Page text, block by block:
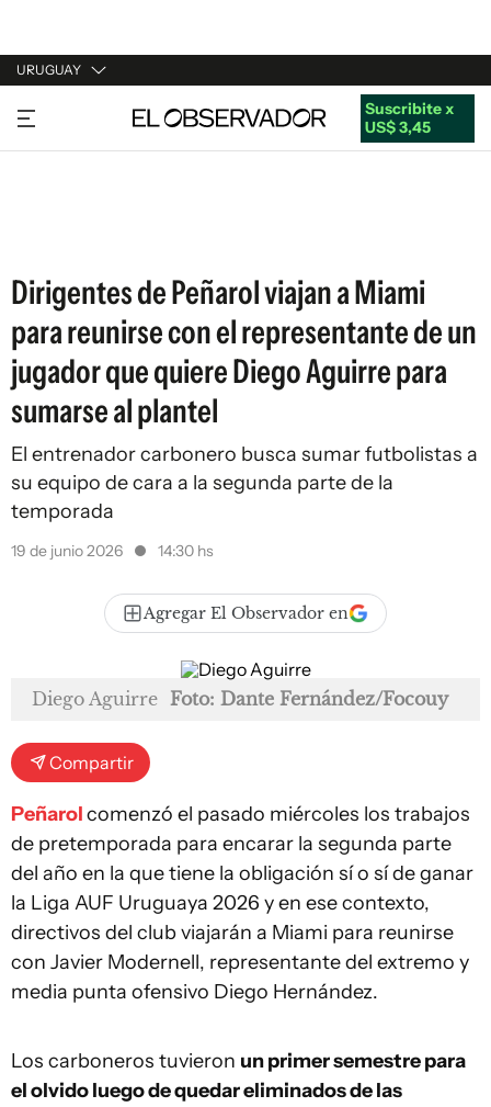
URUGUAY
URUGUAY
ARGENTINA
Suscribite x
US$ 3,45
Dirigentes de Peñarol viajan a Miami
para reunirse con el representante de un
jugador que quiere Diego Aguirre para
sumarse al plantel
El entrenador carbonero busca sumar futbolistas a
su equipo de cara a la segunda parte de la
temporada
19 de junio 2026 14:30 hs
Agregar El Observador en
Diego Aguirre Foto: Dante Fernández/Focouy
Compartir
Peñarolcomenzó el pasado miércoles los trabajos
de pretemporada para encarar la segunda parte
del año en la que tiene la obligación sí o sí de ganar
la Liga AUF Uruguaya 2026 y en ese contexto,
directivos del club viajarán a Miami para reunirse
con Javier Modernell, representante del extremo y
media punta ofensivo Diego Hernández.
Los carboneros tuvieron un primer semestre para
el olvido luego de quedar eliminados de las